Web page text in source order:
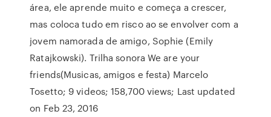
área, ele aprende muito e começa a crescer,
mas coloca tudo em risco ao se envolver com a
jovem namorada de amigo, Sophie (Emily
Ratajkowski). Trilha sonora We are your
friends(Musicas, amigos e festa) Marcelo
Tosetto; 9 videos; 158,700 views; Last updated
on Feb 23, 2016